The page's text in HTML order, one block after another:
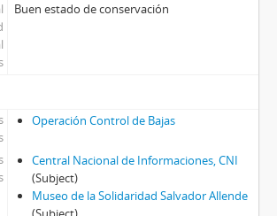
Buen estado de conservación
Operación Control de Bajas
Central Nacional de Informaciones, CNI
(Subject)
Museo de la Solidaridad Salvador Allende